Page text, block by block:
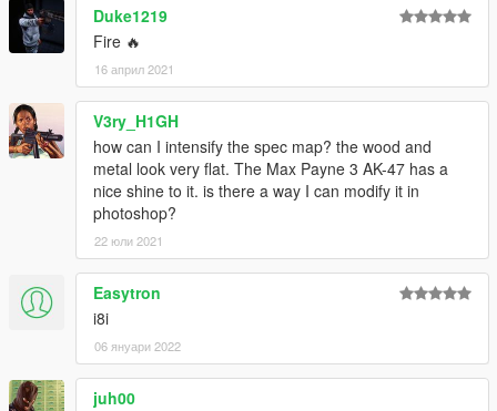
Duke1219
Fire 🔥
16 април 2021
V3ry_H1GH
how can I intensify the spec map? the wood and
metal look very flat. The Max Payne 3 AK-47 has a
nice shine to it. is there a way I can modify it in
photoshop?
22 юли 2021
Easytron
i8i
06 януари 2022
juh00